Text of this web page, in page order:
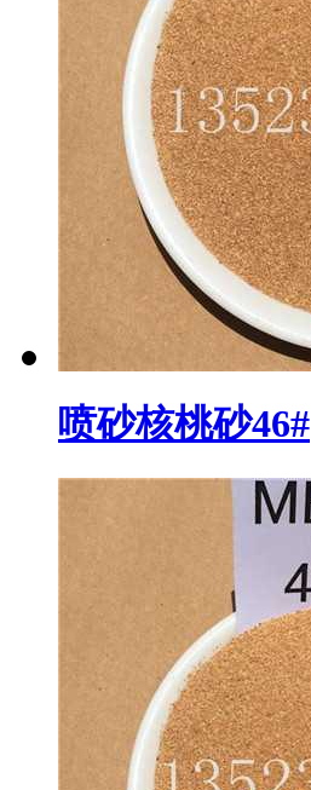
喷砂核桃砂46#